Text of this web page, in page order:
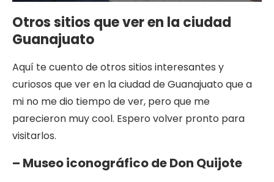
Otros sitios que ver en la ciudad
Guanajuato
Aquí te cuento de otros sitios interesantes y
curiosos que ver en la ciudad de Guanajuato que a
mi no me dio tiempo de ver, pero que me
parecieron muy cool. Espero volver pronto para
visitarlos.
– Museo iconográfico de Don Quijote